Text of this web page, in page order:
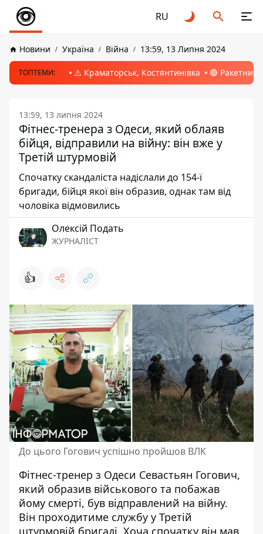
RU
Новини Україна Війна 13:59, 13 Липня 2024
ТОПТЕМИ: ⚠️ Краматорськ, Костянтинівка 🔴 Ракетний
13:59, 13 липня 2024
Фітнес-тренера з Одеси, який облаяв
бійця, відправили на війну: він вже у
Третій штурмовій
Спочатку скандаліста надіслали до 154-ї
бригади, бійця якої він образив, однак там від
чоловіка відмовились
Олексій Подать
ЖУРНАЛІСТ
👍
До цього Гогович успішно пройшов ВЛК
Фітнес-тренер з Одеси Севастьян Гогович,
який образив військового та побажав
йому смерті, був відправлений на війну.
Він проходитиме службу у Третій
штурмовій бригаді. Хоча спочатку він мав